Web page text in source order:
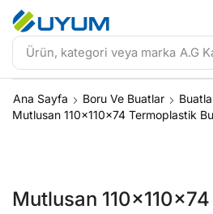
Ürün, kategori veya marka A.G
Ana Sayfa Boru Ve Buatlar
Mutlusan 110x110x74 Termoplastik
Mutlusan